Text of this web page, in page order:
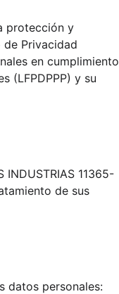
protección y
Privacidad
en cumplimiento
(LFPDPPP) y su
11365-
de sus
datos personales: